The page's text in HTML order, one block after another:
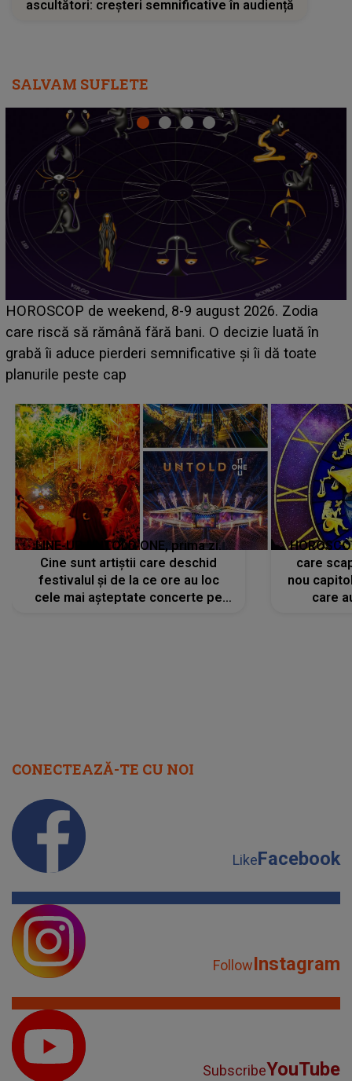
ascultători: creșteri semnificative în audiență
SALVAM SUFLETE
LINE-UP UNTOLD ONE, ziua 2. La ce oră urcă pe
scena principală a festivalului Zara Larsson? Artista
suedeză a ajuns deja în România și s-a filmat din
camera de hotel
LINE-UP UNTOLD ONE, prima zi.
Cine sunt artiștii care deschid
festivalul și de la ce ore au loc
cele mai așteptate concerte pe
care
nou
care
CONECTEAZĂ-TE CU NOI
LikeFacebook
FollowInstagram
SubscribeYouTube